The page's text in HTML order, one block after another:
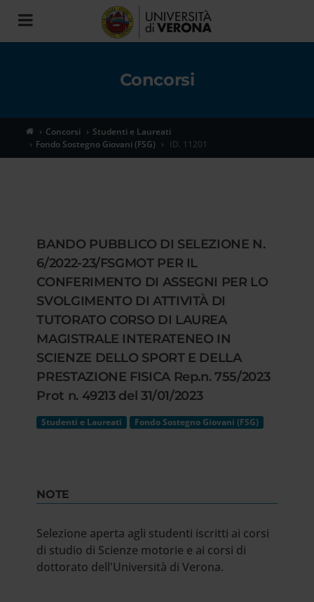
Toggle
navigation
Concorsi
Concorsi
Studenti e Laureati
Fondo Sostegno Giovani (FSG)
ID. 11201
BANDO PUBBLICO DI SELEZIONE N.
6/2022-23/FSGMOT PER IL
CONFERIMENTO DI ASSEGNI PER LO
SVOLGIMENTO DI ATTIVITÀ DI
TUTORATO CORSO DI LAUREA
MAGISTRALE INTERATENEO IN
SCIENZE DELLO SPORT E DELLA
PRESTAZIONE FISICA Rep.n. 755/2023
Prot n. 49213 del 31/01/2023
Studenti e Laureati Fondo Sostegno Giovani (FSG)
NOTE
Selezione aperta agli studenti iscritti ai corsi
di studio di Scienze motorie e ai corsi di
dottorato dell'Università di Verona.